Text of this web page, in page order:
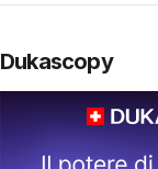
Dukascopy